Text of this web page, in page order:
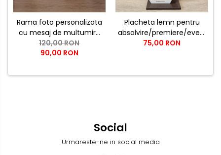
Rama foto personalizata
cu mesaj de multumire
pentru nasii de botez |
Cadou emotional pentru
120,00 RON
90,00 RON
Placheta lemn pentru
absolvire/premiere/
- optiuni de
75,00 RON
Social
Urmareste-ne in social media